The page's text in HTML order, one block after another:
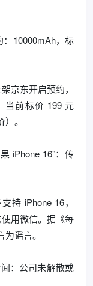
10000mAh，标
京东开启预约，
当前标价 199 元
。
iPhone 16”：传
持 iPhone 16，
用微信。据《每
谣言。
：公司未解散或